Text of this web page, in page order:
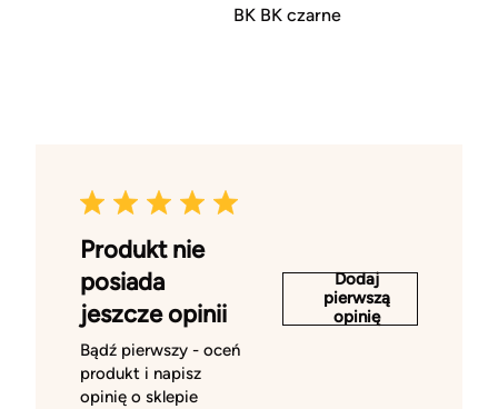
BK BK czarne
Produkt nie
posiada
jeszcze opinii
Bądź pierwszy - oceń
produkt i napisz
opinię o sklepie
Dodaj
pierwszą
opinię